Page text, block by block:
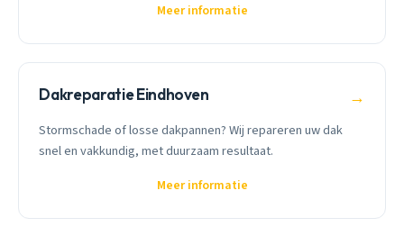
Meer informatie
Dakreparatie Eindhoven →
Stormschade of losse dakpannen? Wij repareren uw dak
snel en vakkundig, met duurzaam resultaat.
Meer informatie